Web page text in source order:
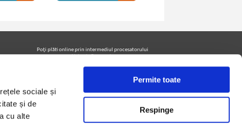
sociale și
și de
cu alte
Permite toate
Respinge
Poţi plăti online prin intermediul procesatorului
Netopia Payments
Urmăreşte-ne pe facebook pentru a fi la curent cu
promoţiile PrintreCarti.ro